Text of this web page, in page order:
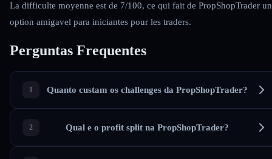
La difficulte moyenne est de 7/100, ce qui fait de PropShopTrader
option amigavel para iniciantes pour les traders.
Perguntas Frequentes
Quanto custam os challenges da PropShopTrader?
Qual e o profit split na PropShopTrader?